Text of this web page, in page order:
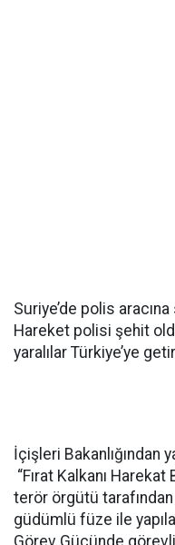
Suriye’de polis
Hareket polisi şehit
yaralılar Türkiye’ye
İçişleri Bakanlığından
“Fırat Kalkanı
terör örgütü
güdümlü füze ile
Görev Gücünde